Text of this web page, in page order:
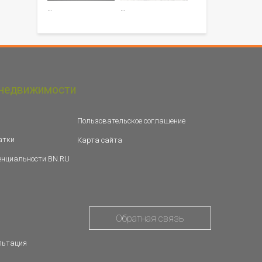
… …
BN.RU
Пользовательское соглашение
Карта сайта
Обратная связь